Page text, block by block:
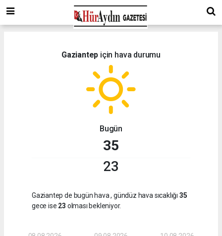
Gaziantep için hava durumu
Bugün
35
23
Gaziantep de bugün hava, gündüz hava sıcaklığı 35
gece ise 23 olması bekleniyor.